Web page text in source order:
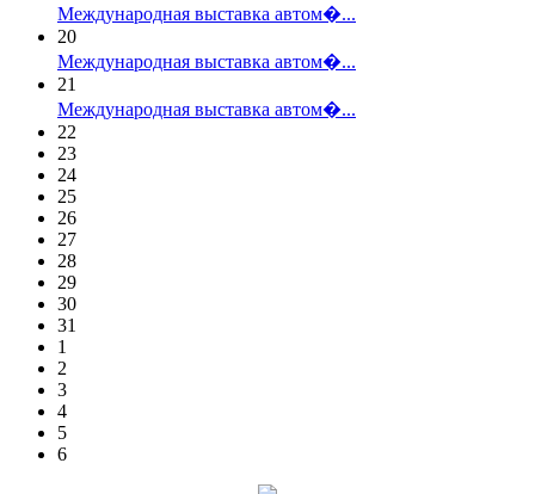
Международная выставка автом�...
20
Международная выставка автом�...
21
Международная выставка автом�...
22
23
24
25
26
27
28
29
30
31
1
2
3
4
5
6